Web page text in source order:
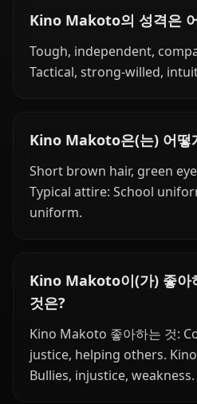
Kino Makoto의 성격은
Tough, independent,
Tactical, strong-willed,
Kino Makoto은(는) 어떻
Short brown hair, green
Typical attire: School
uniform.
Kino Makoto이(가) 좋아
것은?
Kino Makoto 좋아하는 것:
justice, helping others.
Bullies, injustice, weakness.